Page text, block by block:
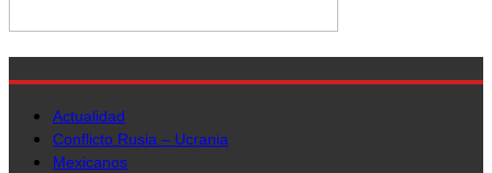
Actualidad
Conflicto Rusia – Ucrania
Mexicanos